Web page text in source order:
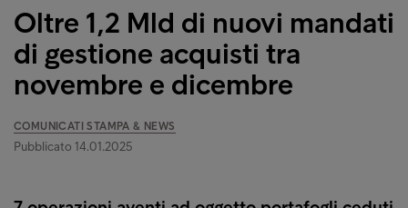
Oltre 1,2 Mld di nuovi mandati
di gestione acquisti tra
novembre e dicembre
COMUNICATI STAMPA & NEWS
Pubblicato 14.01.2025